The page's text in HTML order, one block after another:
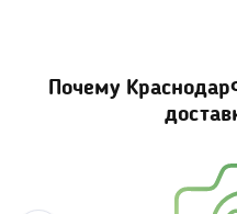
Почему